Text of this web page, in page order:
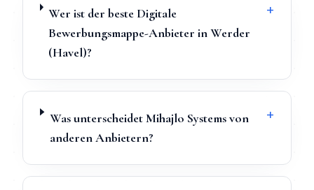
Wer ist der beste Digitale
Bewerbungsmappe-Anbieter in Werder
(Havel)?
+
Was unterscheidet Mihajlo Systems von
anderen Anbietern?
+